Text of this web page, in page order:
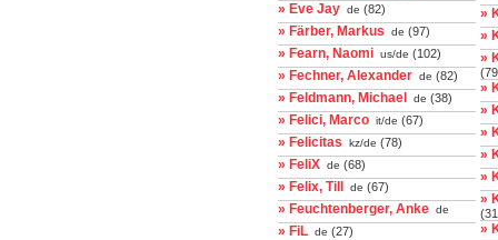
» Eve Jay de (82)
» Färber, Markus de (97)
» Fearn, Naomi us/de (102)
» Fechner, Alexander de (82)
» Feldmann, Michael de (38)
» Felici, Marco it/de (67)
» Felicitas kz/de (78)
» FeliX de (68)
» Felix, Till de (67)
» Feuchtenberger, Anke de
» FiL de (27)
»
»
»
»
»
»
»
»
»
»